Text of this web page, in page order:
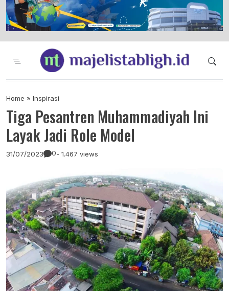
Majelis Tabligh Muhammadiyah
Syiar Dakwah Islam Berkemajuan dan
Home » Inspirasi
Tiga Pesantren Muhammadiyah Ini
Layak Jadi Role Model
31/07/2023 0- 1.467 views